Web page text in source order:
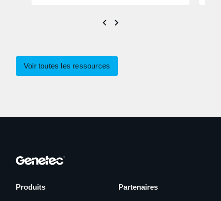
Voir toutes les ressources
Produits Partenaires